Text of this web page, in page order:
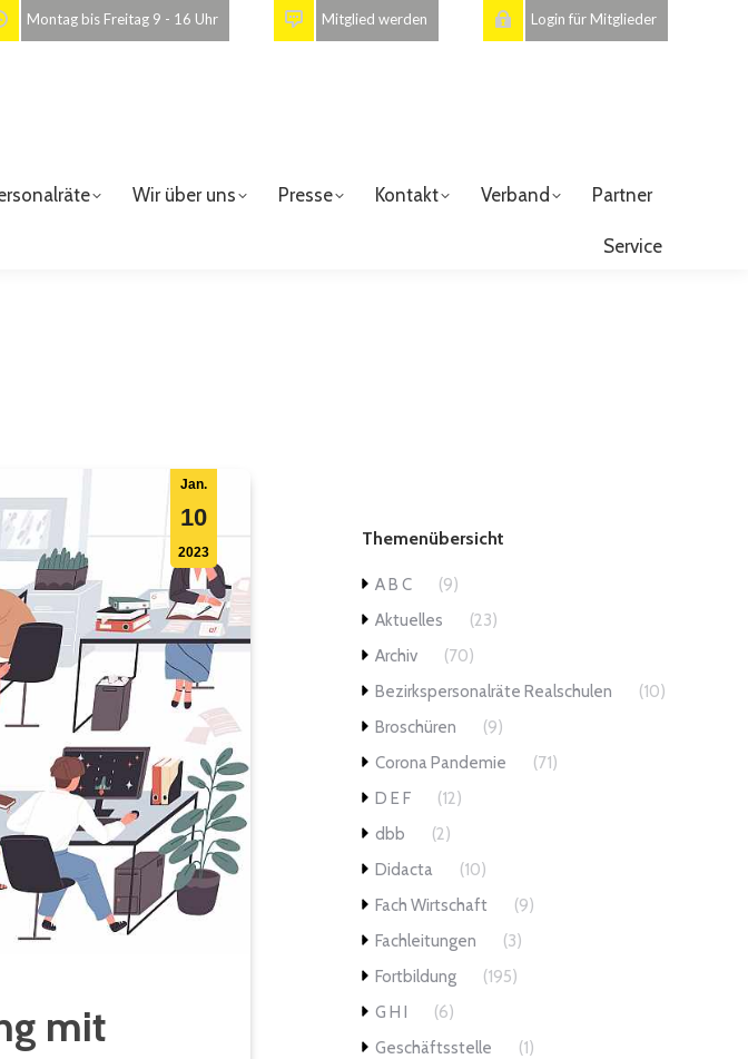
Montag bis Freitag 9 - 16 Uhr Mitglied werden Login für Mitglieder
Wir über uns Presse Kontakt Verband Partner
Service
Jan.
10
2023
mit
Themenübersicht
A B C
(9)
Aktuelles
(23)
Archiv
(70)
Bezirkspersonalräte Realschulen
(10)
Broschüren
(9)
Corona Pandemie
(71)
D E F
(12)
dbb
(2)
Didacta
(10)
Fach Wirtschaft
(9)
Fachleitungen
(3)
Fortbildung
(195)
G H I
(6)
Geschäftsstelle
(1)